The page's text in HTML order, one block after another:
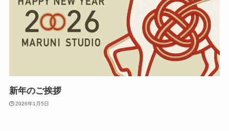
新年のご挨拶
2026年1月5日